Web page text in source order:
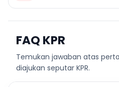
FAQ KPR
Temukan jawaban atas
diajukan seputar KPR.